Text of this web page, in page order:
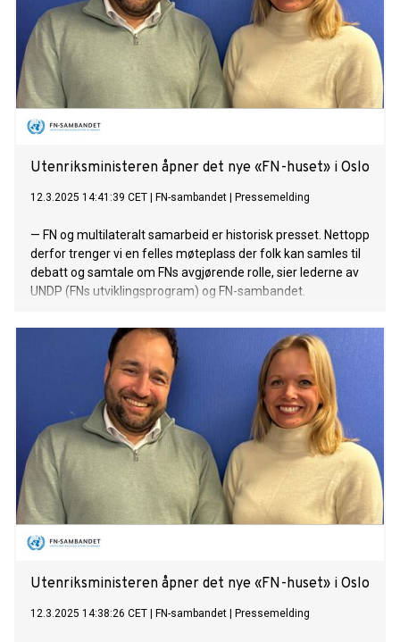
Utenriksministeren åpner det nye «FN-huset» i Oslo
12.3.2025 14:41:39 CET FN-sambandet Pressemelding
— FN og multilateralt samarbeid er historisk presset. Nettopp
derfor trenger vi en felles møteplass der folk kan samles til
debatt og samtale om FNs avgjørende rolle, sier lederne av
UNDP (FNs utviklingsprogram) og FN-sambandet.
Utenriksministeren åpner det nye «FN-huset» i Oslo
12.3.2025 14:38:26 CET FN-sambandet Pressemelding